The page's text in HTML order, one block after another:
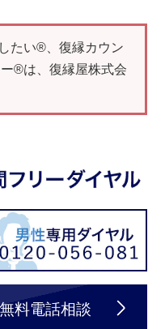
たい®、復縁カウン
®は、復縁屋株式会
料電話相談